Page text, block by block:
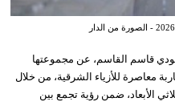
قاسم القاسم، عن مجموعتها
تميزت بمقاربة معاصرة للأزياء الشرقية، من خلال
الأبعاد، ضمن رؤية تجمع بين